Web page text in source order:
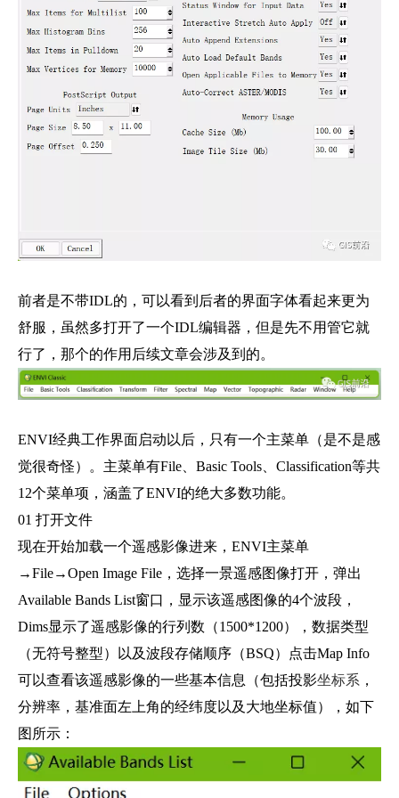
前者是不带IDL的，可以看到后者的界面字体看起来更为
舒服，虽然多打开了一个IDL编辑器，但是先不用管它就
行了，那个的作用后续文章会涉及到的。
ENVI经典工作界面启动以后，只有一个主菜单（是不是感
觉很奇怪）。主菜单有File、Basic Tools、Classification等共
12个菜单项，涵盖了ENVI的绝大多数功能。
01 打开文件
现在开始加载一个遥感影像进来，ENVI主菜单
→File→Open Image File，选择一景遥感图像打开，弹出
Available Bands List窗口，显示该遥感图像的4个波段，
Dims显示了遥感影像的行列数（1500*1200），数据类型
（无符号整型）以及波段存储顺序（BSQ）点击Map Info
可以查看该遥感影像的一些基本信息（包括投影坐标系 ，
分辨率，基准面左上角的经纬度以及大地坐标值），如下
图所示：